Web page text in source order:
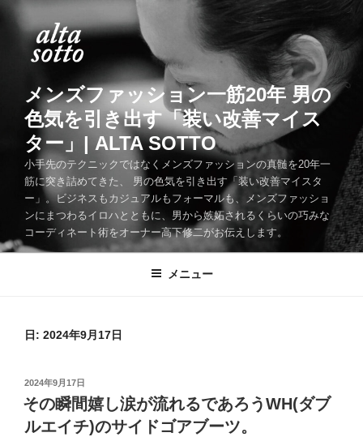
メンズファッション一筋20年 男の
色気を引き出す「装い改善マイス
ター」| ALTA SOTTO
小手先のテクニックではなくメンズファッションの真髄を20年一
筋に突き詰めてきた、 男の色気を引き出す「装い改善マイスタ
ー」。ビジネスもカジュアルもフォーマルも、メンズファッショ
ンにまつわるイロハとともに、男から嫉妬されるくらいの巧みな
コーディネート術をオーナー高下修二がお伝えします。
メニュー
日: 2024年9月17日
投
稿
日:
2024年9月17日
その瞬間嬉し涙が流れるであろうWH(ダブ
ルエイチ)のサイドゴアブーツ。